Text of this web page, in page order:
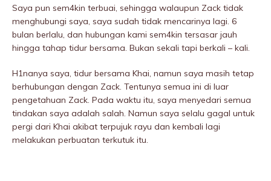
Saya pun sem4kin terbuai, sehingga walaupun Zack tidak
menghubungi saya, saya sudah tidak mencarinya lagi. 6
bulan berlalu, dan hubungan kami sem4kin tersasar jauh
hingga tahap tidur bersama. Bukan sekali tapi berkali – kali.
H1nanya saya, tidur bersama Khai, namun saya masih tetap
berhubungan dengan Zack. Tentunya semua ini di luar
pengetahuan Zack. Pada waktu itu, saya menyedari semua
tindakan saya adalah salah. Namun saya selalu gagal untuk
pergi dari Khai akibat terpujuk rayu dan kembali lagi
melakukan perbuatan terkutuk itu.